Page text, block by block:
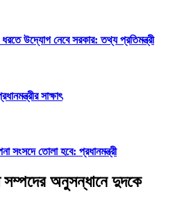
উদ্যোগ নেবে সরকার: তথ্য প্রতিমন্ত্রী
সাক্ষাৎ
সংসদে তোলা হবে: প্রধানমন্ত্রী
সম্পদের অনুসন্ধানে দুদকে